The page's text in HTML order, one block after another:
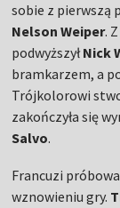
sobie z pierwszą
Nelson Weiper.
podwyższyłNick
bramkarzem, a
Trójkolorowi
zakończyła się
Salvo.
Francuzi
wznowieniu gry.